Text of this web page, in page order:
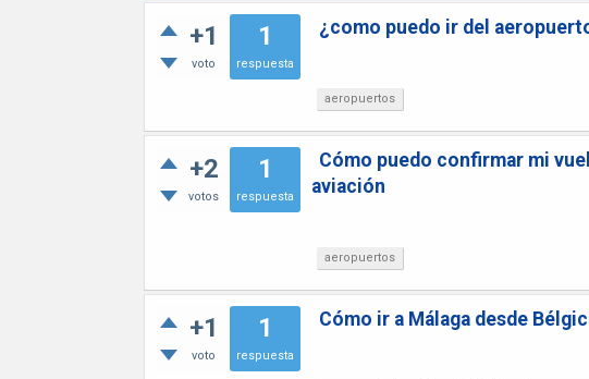
+1
voto
1
respuesta
¿como puedo ir del
aeropuertos
+2
votos
1
respuesta
Cómo puedo confirmar mi
aviación
aeropuertos
+1
voto
1
respuesta
Cómo ir a Málaga desde